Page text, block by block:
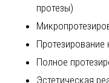
протезы)
Протезирование
Полное
Эстетическая